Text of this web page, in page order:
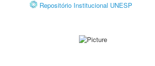
Repositório Institucional UNESP